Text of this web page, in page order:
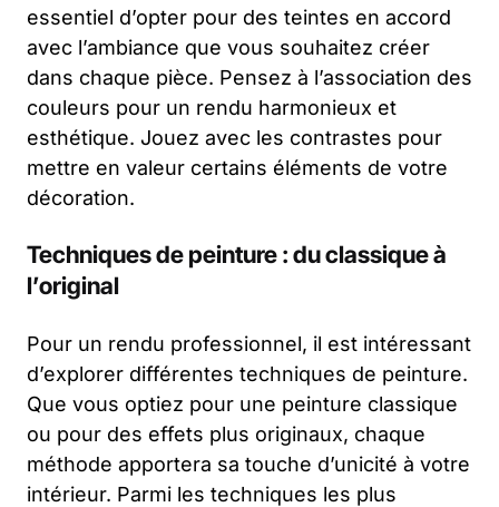
essentiel d’opter pour des teintes en accord
avec l’ambiance que vous souhaitez créer
dans chaque pièce. Pensez à l’association des
couleurs pour un rendu harmonieux et
esthétique. Jouez avec les contrastes pour
mettre en valeur certains éléments de votre
décoration.
Techniques de peinture : du classique à
l’original
Pour un rendu professionnel, il est intéressant
d’explorer différentes techniques de peinture.
Que vous optiez pour une peinture classique
ou pour des effets plus originaux, chaque
méthode apportera sa touche d’unicité à votre
intérieur. Parmi les techniques les plus